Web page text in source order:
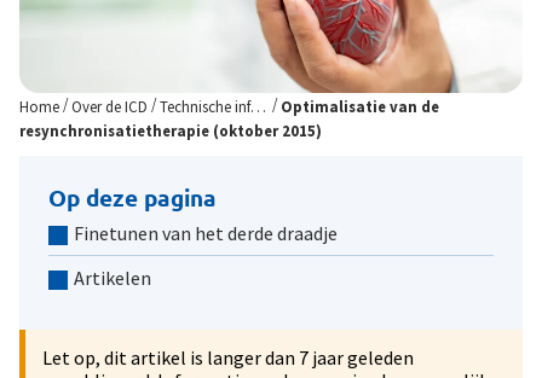
Home /Over de ICD / Technische informatie /Optimalisatie van de
resynchronisatietherapie (oktober 2015)
Op deze pagina
Finetunen van het derde draadje
Artikelen
Let op, dit artikel is langer dan 7 jaar geleden